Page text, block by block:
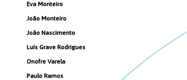
Eva Monteiro
João Monteiro
João Nascimento
Luís Grave Rodrigues
Onofre Varela
Paulo Ramos